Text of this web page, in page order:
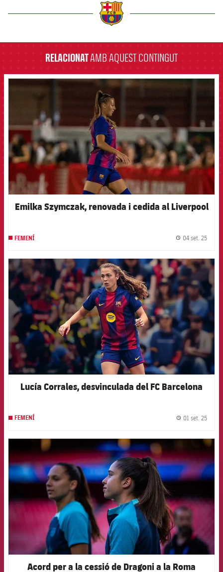
RELACIONATAMB AQUEST CONTINGUT
FCB Barcelona badge
Emilka Szymczak, renovada i cedida al Liverpool
FEMENÍ 04 set. 25
FCB Barcelona badge
Lucía Corrales, desvinculada del FC Barcelona
FEMENÍ 01 set. 25
FCB Barcelona badge
Acord per a la cessió de Dragoni a la Roma